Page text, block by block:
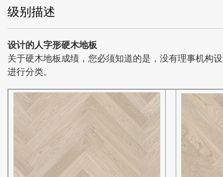
级别描述
设计的人字形硬木地板
关于硬木地板成绩，您必须知道的是，没有理事机构
进行分类。